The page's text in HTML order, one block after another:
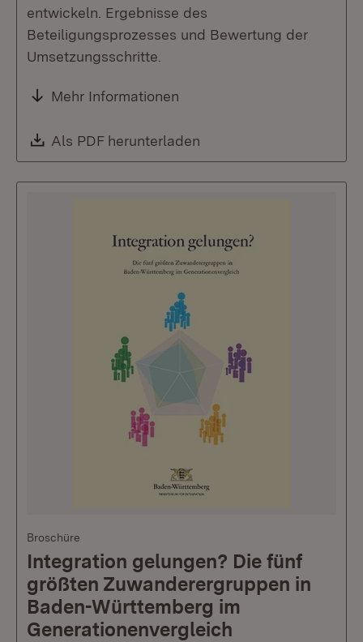
entwickeln. Ergebnisse des
Beteiligungsprozesses und Bewertung der
Umsetzungsschritte.
Mehr Informationen
Download:
Als PDF herunterladen
Broschüre
Integration gelungen? Die fünf
größten Zuwanderergruppen in
Baden-Württemberg im
Generationenvergleich